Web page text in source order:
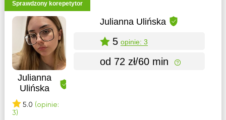
Sprawdzony korepetytor
Julianna
Ulińska
5.0 (opinie:
3)
Julianna Ulińska
5 opinie: 3
od 72 zł/60 min